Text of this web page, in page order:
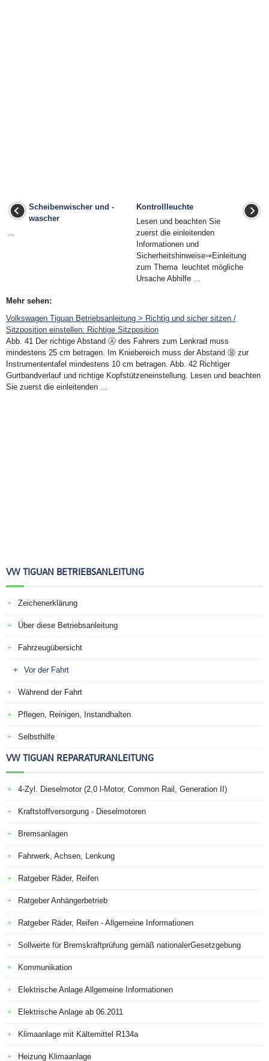
Scheibenwischer und -
wascher
...
Kontrollleuchte
Lesen und beachten Sie
zuerst die einleitenden
Informationen und
Sicherheitshinweise⇒Einleitung
zum Thema leuchtet mögliche
Ursache Abhilfe ...
Mehr sehen:
Volkswagen Tiguan Betriebsanleitung > Richtig und sicher sitzen /
Sitzposition einstellen: Richtige Sitzposition
Abb. 41 Der richtige Abstand Ⓐ des Fahrers zum Lenkrad muss
mindestens 25 cm betragen. Im Kniebereich muss der Abstand Ⓑ zur
Instrumententafel mindestens 10 cm betragen. Abb. 42 Richtiger
Gurtbandverlauf und richtige Kopfstützeneinstellung. Lesen und beachten
Sie zuerst die einleitenden ...
VW TIGUAN BETRIEBSANLEITUNG
Zeichenerklärung
Über diese Betriebsanleitung
Fahrzeugübersicht
Vor der Fahrt
Während der Fahrt
Pflegen, Reinigen, Instandhalten
Selbsthilfe
VW TIGUAN REPARATURANLEITUNG
4-Zyl. Dieselmotor (2,0 l-Motor, Common Rail, Generation II)
Kraftstoffversorgung - Dieselmotoren
Bremsanlagen
Fahrwerk, Achsen, Lenkung
Ratgeber Räder, Reifen
Ratgeber Anhängerbetrieb
Ratgeber Räder, Reifen - Allgemeine Informationen
Sollwerte für Bremskraftprüfung gemäß nationalerGesetzgebung
Kommunikation
Elektrische Anlage Allgemeine Informationen
Elektrische Anlage ab 06.2011
Klimaanlage mit Kältemittel R134a
Heizung Klimaanlage